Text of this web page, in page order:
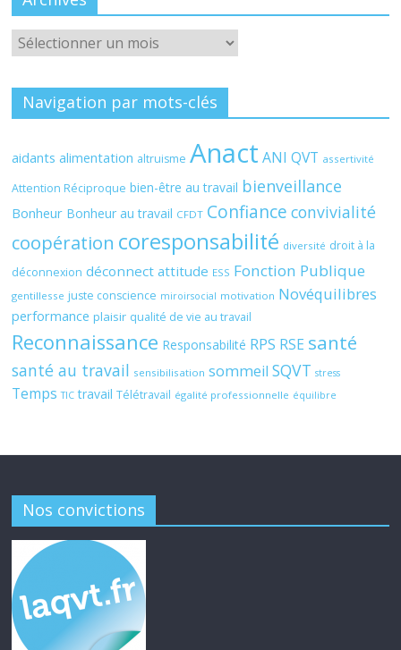
Archives
Navigation par mots-clés
aidants alimentation altruisme Anact ANI QVT assertivité
Attention Réciproque bien-être au travail bienveillance
Bonheur Bonheur au travail CFDT Confiance convivialité
coopération coresponsabilité diversité droit à la
déconnexion déconnect attitude ESS Fonction Publique
gentillesse juste conscience miroirsocial motivation Novéquilibres
performance plaisir qualité de vie au travail
Reconnaissance Responsabilité RPS RSE santé
santé au travail sensibilisation sommeil SQVT stress
Temps TIC travail Télétravail égalité professionnelle équilibre
Nos convictions